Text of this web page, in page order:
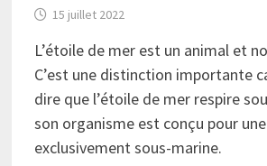
15 juillet 2022
L’étoile de mer est un animal et
C’est une distinction importante
dire que l’étoile de mer respire
son organisme est conçu pour
exclusivement sous-marine.